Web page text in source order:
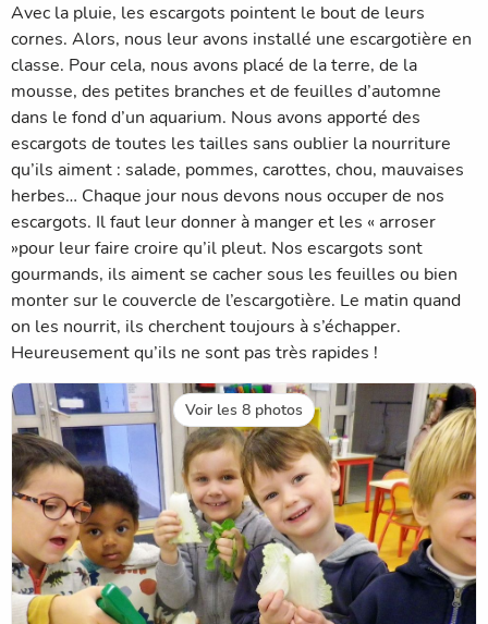
Avec la pluie, les escargots pointent le bout de leurs
cornes. Alors, nous leur avons installé une escargotière en
classe. Pour cela, nous avons placé de la terre, de la
mousse, des petites branches et de feuilles d’automne
dans le fond d’un aquarium. Nous avons apporté des
escargots de toutes les tailles sans oublier la nourriture
qu’ils aiment : salade, pommes, carottes, chou, mauvaises
herbes… Chaque jour nous devons nous occuper de nos
escargots. Il faut leur donner à manger et les « arroser
»pour leur faire croire qu’il pleut. Nos escargots sont
gourmands, ils aiment se cacher sous les feuilles ou bien
monter sur le couvercle de l’escargotière. Le matin quand
on les nourrit, ils cherchent toujours à s’échapper.
Heureusement qu’ils ne sont pas très rapides !
Voir les 8 photos